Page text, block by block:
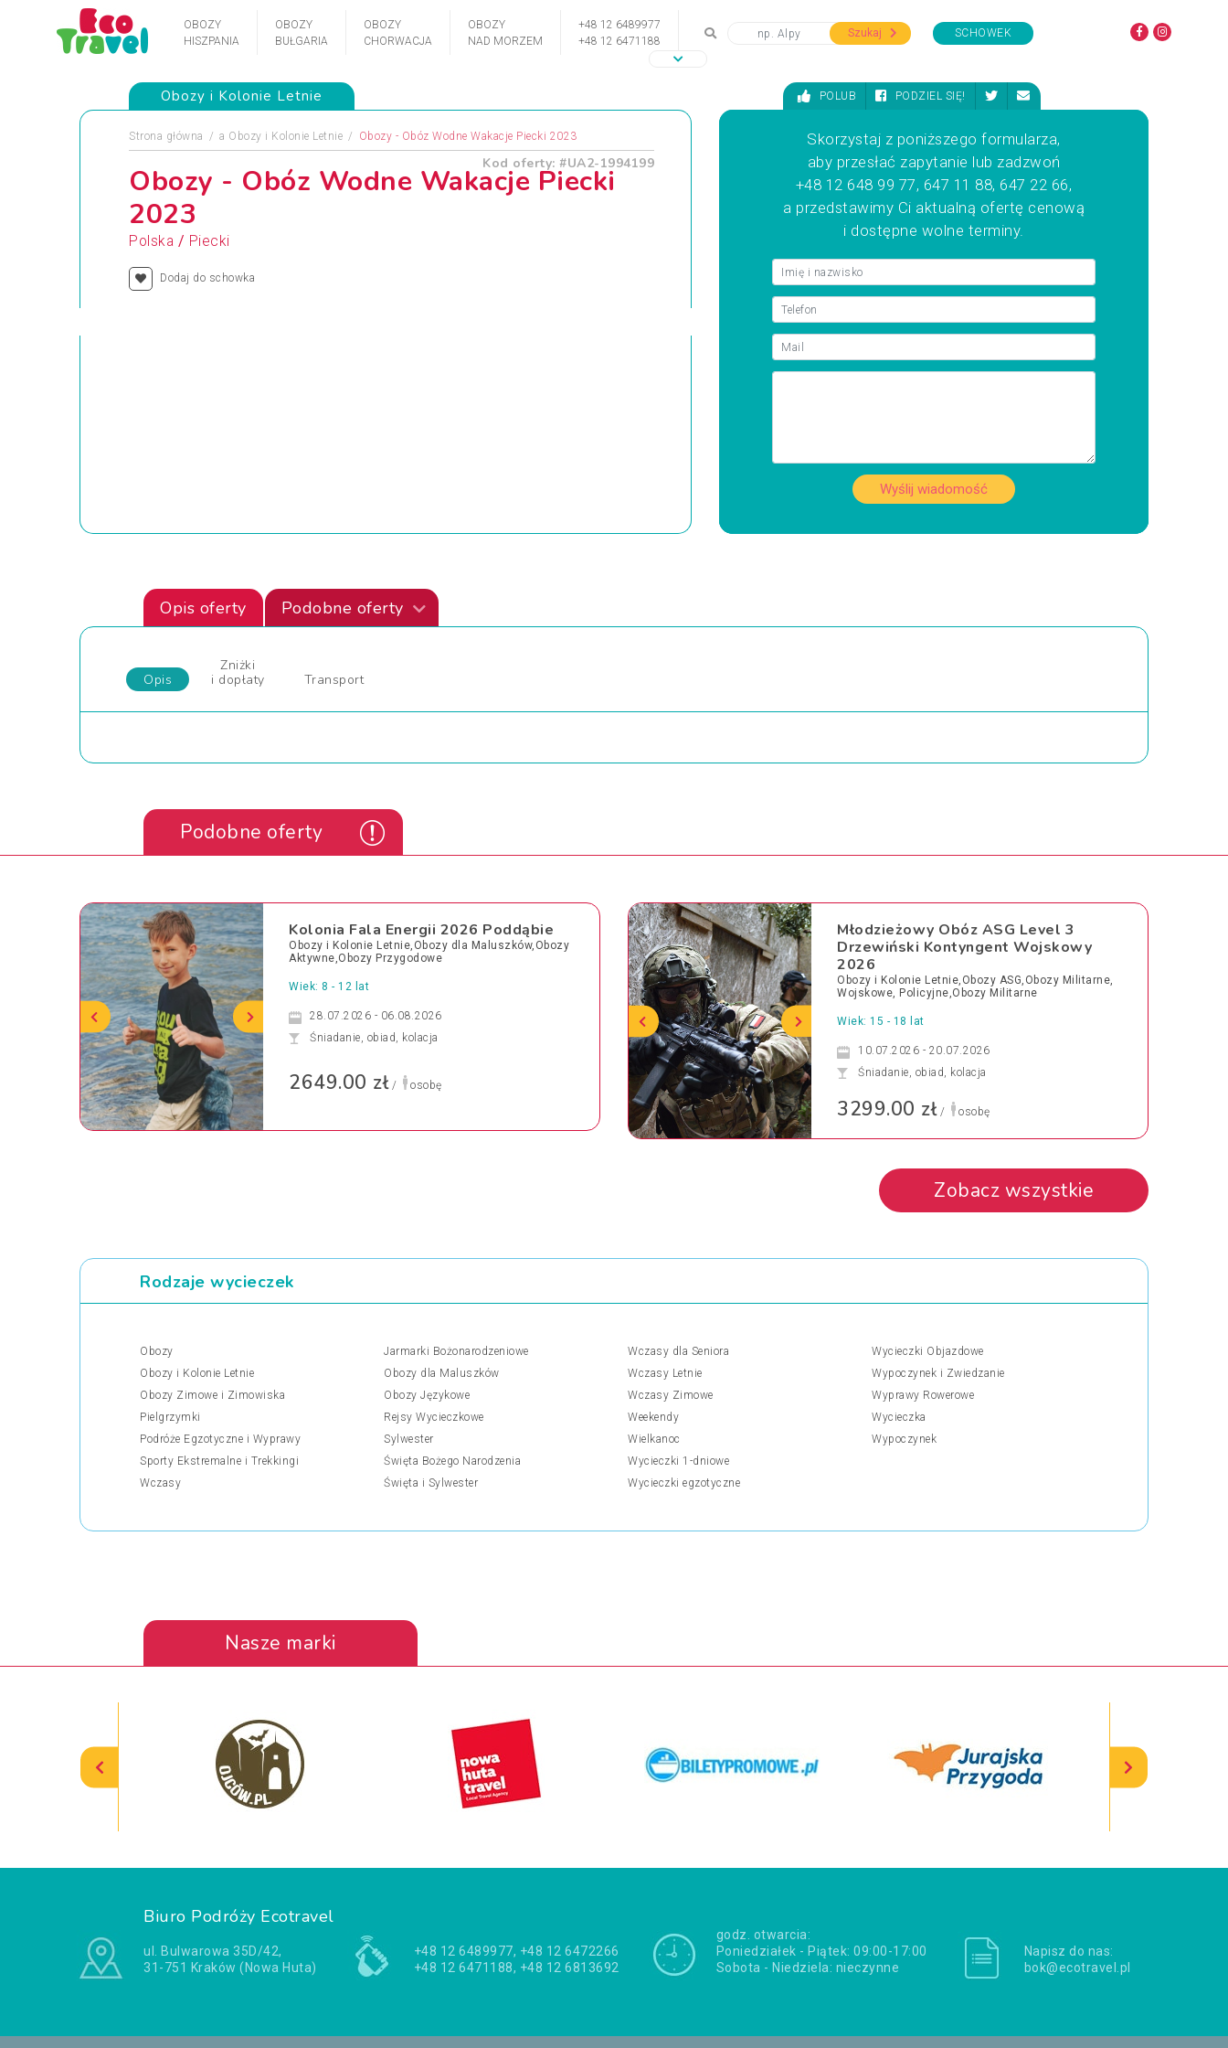
OBOZY
HISZPANIA
OBOZY
BUŁGARIA
OBOZY
CHORWACJA
OBOZY
NAD MORZEM
+48 12 6489977
+48 12 6471188
Szukaj SCHOWEK
Obozy i Kolonie Letnie
Strona główna a Obozy i Kolonie Letnie Obozy - Obóz Wodne Wakacje Piecki 2023
Kod oferty: #UA2-1994199
Obozy - Obóz Wodne Wakacje Piecki
2023
Polska / Piecki
Dodaj do schowka
POLUB PODZIEL SIĘ!
Skorzystaj z poniższego formularza,
aby przesłać zapytanie lub zadzwoń
+48 12 648 99 77, 647 11 88, 647 22 66,
a przedstawimy Ci aktualną ofertę cenową
i dostępne wolne terminy.
Wyślij wiadomość
Opis oferty Podobne oferty
Opis
Zniżki
i dopłaty
Transport
Podobne oferty
Kolonia Fala Energii 2026 Poddąbie
Obozy i Kolonie Letnie,Obozy dla Maluszków,Obozy
Aktywne,Obozy Przygodowe
Wiek: 8 - 12 lat
28.07.2026 - 06.08.2026
Śniadanie, obiad, kolacja
2649.00 zł/ osobę
Młodzieżowy Obóz ASG Level 3
Drzewiński Kontyngent Wojskowy
2026
Obozy i Kolonie Letnie,Obozy ASG,Obozy Militarne,
Wojskowe, Policyjne,Obozy Militarne
Wiek: 15 - 18 lat
10.07.2026 - 20.07.2026
Śniadanie, obiad, kolacja
3299.00 zł/ osobę
Zobacz wszystkie
Rodzaje wycieczek
Obozy
Obozy i Kolonie Letnie
Obozy Zimowe i Zimowiska
Pielgrzymki
Podróże Egzotyczne i Wyprawy
Sporty Ekstremalne i Trekkingi
Wczasy
Jarmarki Bożonarodzeniowe
Obozy dla Maluszków
Obozy Językowe
Rejsy Wycieczkowe
Sylwester
Święta Bożego Narodzenia
Święta i Sylwester
Wczasy dla Seniora
Wczasy Letnie
Wczasy Zimowe
Weekendy
Wielkanoc
Wycieczki 1-dniowe
Wycieczki egzotyczne
Wycieczki Objazdowe
Wypoczynek i Zwiedzanie
Wyprawy Rowerowe
Wycieczka
Wypoczynek
Nasze marki
Biuro Podróży Ecotravel
ul. Bulwarowa 35D/42,
31-751 Kraków (Nowa Huta)
+48 12 6489977, +48 12 6472266
+48 12 6471188, +48 12 6813692
godz. otwarcia:
Poniedziałek - Piątek: 09:00-17:00
Sobota - Niedziela: nieczynne
Napisz do nas:
bok@ecotravel.pl